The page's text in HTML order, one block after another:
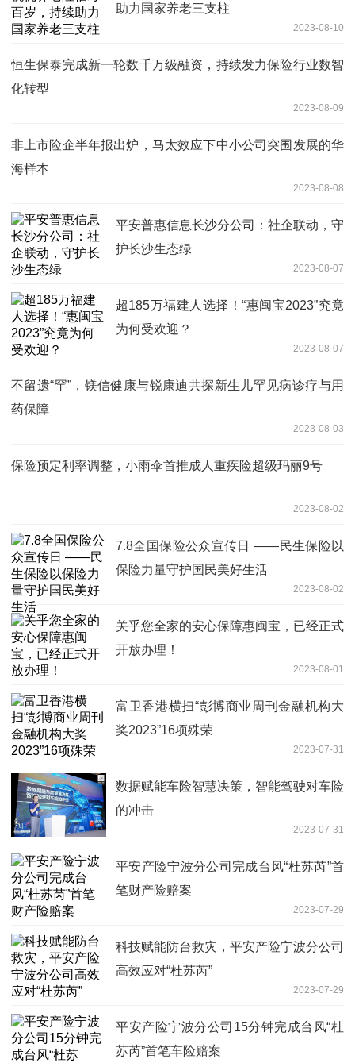
助力国家养老三支柱
2023-08-10
恒生保泰完成新一轮数千万级融资，持续发力保险行业数智
化转型
2023-08-09
非上市险企半年报出炉，马太效应下中小公司突围发展的华
海样本
2023-08-08
平安普惠信息长沙分公司：社企联动，守
护长沙生态绿
2023-08-07
超185万福建人选择！“惠闽宝2023”究竟
为何受欢迎？
2023-08-07
不留遗“罕”，镁信健康与锐康迪共探新生儿罕见病诊疗与用
药保障
2023-08-03
保险预定利率调整，小雨伞首推成人重疾险超级玛丽9号
2023-08-02
7.8全国保险公众宣传日 ——民生保险以
保险力量守护国民美好生活
2023-08-02
关乎您全家的安心保障惠闽宝，已经正式
开放办理！
2023-08-01
富卫香港横扫“彭博商业周刊金融机构大
奖2023”16项殊荣
2023-07-31
数据赋能车险智慧决策，智能驾驶对车险
的冲击
2023-07-31
平安产险宁波分公司完成台风“杜苏芮”首
笔财产险赔案
2023-07-29
科技赋能防台救灾，平安产险宁波分公司
高效应对“杜苏芮”
2023-07-29
平安产险宁波分公司15分钟完成台风“杜
苏芮”首笔车险赔案